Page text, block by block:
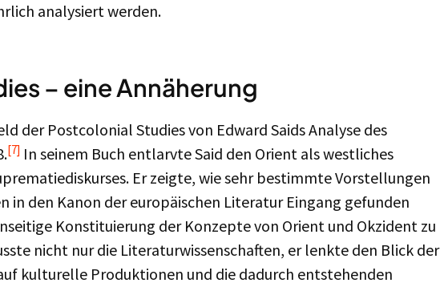
analysiert werden.
– eine Annäherung
der Postcolonial Studies von Edward Saids Analyse des
[7] In seinem Buch entlarvte Said den Orient als westliches
Er zeigte, wie sehr bestimmte Vorstellungen
in den Kanon der europäischen Literatur Eingang gefunden
Konstituierung der Konzepte von Orient und Okzident zu
nicht nur die Literaturwissenschaften, er lenkte den Blick der
kulturelle Produktionen und die dadurch entstehenden